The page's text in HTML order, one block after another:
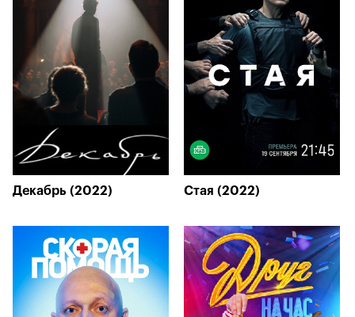
Декабрь (2022) Стая (2022)